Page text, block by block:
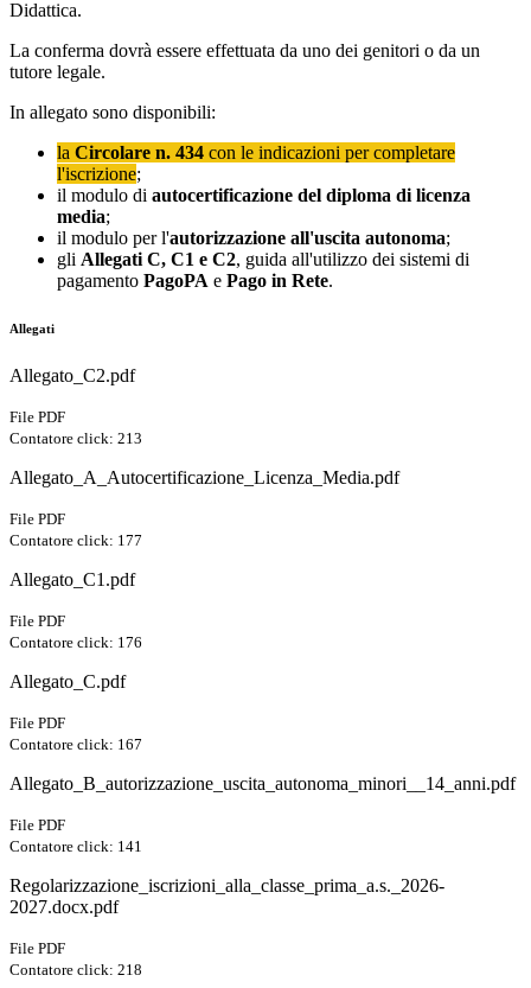
Didattica.
La conferma dovrà essere effettuata da uno dei genitori o da un
tutore legale.
In allegato sono disponibili:
la Circolare n. 434 con le indicazioni per completare
l'iscrizione;
il modulo di autocertificazione del diploma di licenza
media;
il modulo per l'autorizzazione all'uscita autonoma;
gli Allegati C, C1 e C2, guida all'utilizzo dei sistemi di
pagamento PagoPA e Pago in Rete.
Allegati
Allegato_C2.pdf
File PDF
Contatore click: 213
Allegato_A_Autocertificazione_Licenza_Media.pdf
File PDF
Contatore click: 177
Allegato_C1.pdf
File PDF
Contatore click: 176
Allegato_C.pdf
File PDF
Contatore click: 167
Allegato_B_autorizzazione_uscita_autonoma_minori__14_anni.pdf
File PDF
Contatore click: 141
Regolarizzazione_iscrizioni_alla_classe_prima_a.s._2026-
2027.docx.pdf
File PDF
Contatore click: 218